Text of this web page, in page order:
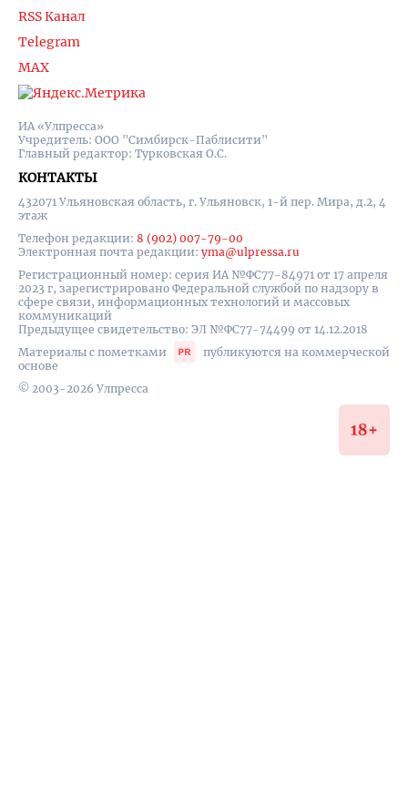
ИА «Улпресса»
Учредитель: ООО "Симбирск-Паблисити"
Главный редактор: Турковская О.С.
КОНТАКТЫ
432071 Ульяновская область, г. Ульяновск, 1-й пер. Мира, д.2, 4
этаж
Телефон редакции: 8 (902) 007-79-00
Электронная почта редакции: yma@ulpressa.ru
Регистрационный номер: серия ИА №ФС77-84971 от 17 апреля
2023 г, зарегистрировано Федеральной службой по надзору в
сфере связи, информационных технологий и массовых
коммуникаций
Предыдущее свидетельство: ЭЛ №ФС77-74499 от 14.12.2018
Материалы с пометками
публикуются на коммерческой
основе
© 2003-2026 Улпресса
RSS Канал
Telegram
MAX